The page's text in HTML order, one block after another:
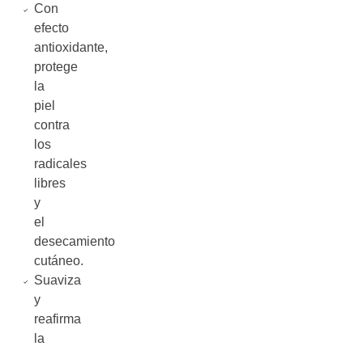
Con
efecto
antioxidante,
protege
la
piel
contra
los
radicales
libres
y
el
desecamiento
cutáneo.
Suaviza
y
reafirma
la